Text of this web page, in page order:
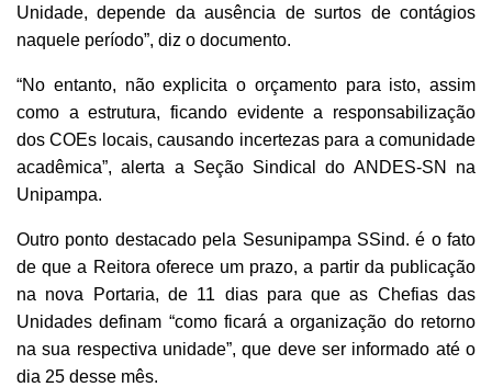
Unidade, depende da ausência de surtos de contágios
naquele período”, diz o documento.
“No entanto, não explicita o orçamento para isto, assim
como a estrutura, ficando evidente a responsabilização
dos COEs locais, causando incertezas para a comunidade
acadêmica”, alerta a Seção Sindical do ANDES-SN na
Unipampa.
Outro ponto destacado pela Sesunipampa SSind. é o fato
de que a Reitora oferece um prazo, a partir da publicação
na nova Portaria, de 11 dias para que as Chefias das
Unidades definam “como ficará a organização do retorno
na sua respectiva unidade”, que deve ser informado até o
dia 25 desse mês.